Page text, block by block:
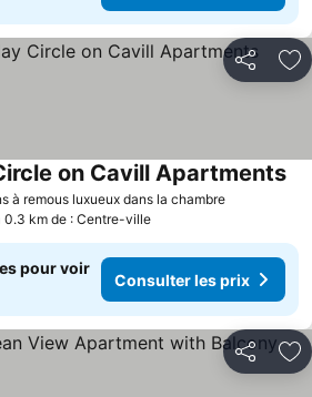
Partager
à remous luxueux dans la chambre
on Cavill Apartments
0.3 km de : Centre-ville
pour voir
Consulter les prix
Partager